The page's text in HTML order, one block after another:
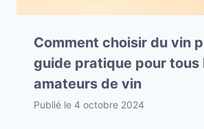
Comment choisir du vin
guide pratique pour tous
amateurs de vin
Publié le 4 octobre 2024